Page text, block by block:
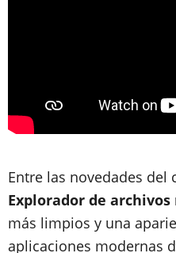
Entre las novedades del
Explorador de
más limpios y una
aplicaciones modernas